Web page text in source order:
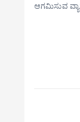
ಆಗಮಿಸುವ